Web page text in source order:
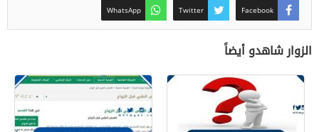
Facebook
Twitter
WhatsApp
الزوار شاهدو أيضاً